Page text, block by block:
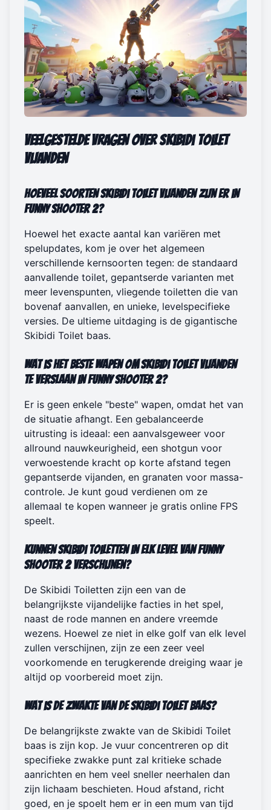
Veelgestelde Vragen over Skibidi Toilet
Vijanden
Hoeveel soorten Skibidi Toilet vijanden zijn er in
Funny Shooter 2?
Hoewel het exacte aantal kan variëren met
spelupdates, kom je over het algemeen
verschillende kernsoorten tegen: de standaard
aanvallende toilet, gepantserde varianten met
meer levenspunten, vliegende toiletten die van
bovenaf aanvallen, en unieke, levelspecifieke
versies. De ultieme uitdaging is de gigantische
Skibidi Toilet baas.
Wat is het beste wapen om Skibidi Toilet vijanden
te verslaan in Funny Shooter 2?
Er is geen enkele "beste" wapen, omdat het van
de situatie afhangt. Een gebalanceerde
uitrusting is ideaal: een aanvalsgeweer voor
allround nauwkeurigheid, een shotgun voor
verwoestende kracht op korte afstand tegen
gepantserde vijanden, en granaten voor massa-
controle. Je kunt goud verdienen om ze
allemaal te kopen wanneer je gratis online FPS
speelt.
Kunnen Skibidi Toiletten in elk level van Funny
Shooter 2 verschijnen?
De Skibidi Toiletten zijn een van de
belangrijkste vijandelijke facties in het spel,
naast de rode mannen en andere vreemde
wezens. Hoewel ze niet in elke golf van elk level
zullen verschijnen, zijn ze een zeer veel
voorkomende en terugkerende dreiging waar je
altijd op voorbereid moet zijn.
Wat is de zwakte van de Skibidi Toilet baas?
De belangrijkste zwakte van de Skibidi Toilet
baas is zijn kop. Je vuur concentreren op dit
specifieke zwakke punt zal kritieke schade
aanrichten en hem veel sneller neerhalen dan
zijn lichaam beschieten. Houd afstand, richt
goed, en je spoelt hem er in een mum van tijd